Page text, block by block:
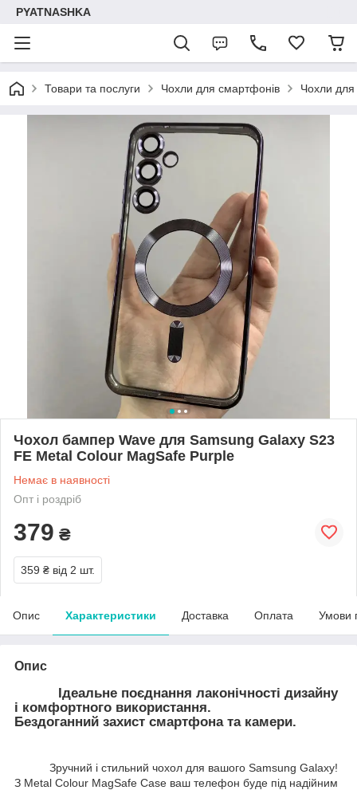
PYATNASHKA
Товари та послуги Чохли для смартфонів Чохли
Чохол бампер Wave для Samsung Galaxy S23
FE Metal Colour MagSafe Purple
Немає в наявності
Опт і роздріб
379 ₴
359 ₴ від 2 шт.
Опис Характеристики Доставка Оплата Умови
Опис
Ідеальне поєднання лаконічності дизайну
і комфортного використання.
Бездоганний захист смартфона та камери.
Зручний і стильний чохол для вашого Samsung Galaxy!
З Metal Colour MagSafe Сase ваш телефон буде під надійним